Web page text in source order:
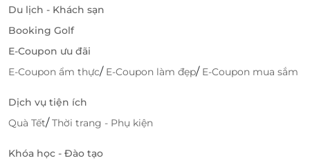
Du lịch - Khách sạn
Booking Golf
E-Coupon ưu đãi
E-Coupon ẩm thực/ E-Coupon làm đẹp/ E-Coupon mua sắm
Dịch vụ tiện ích
Quà Tết/Thời trang - Phụ kiện
Khóa học - Đào tạo